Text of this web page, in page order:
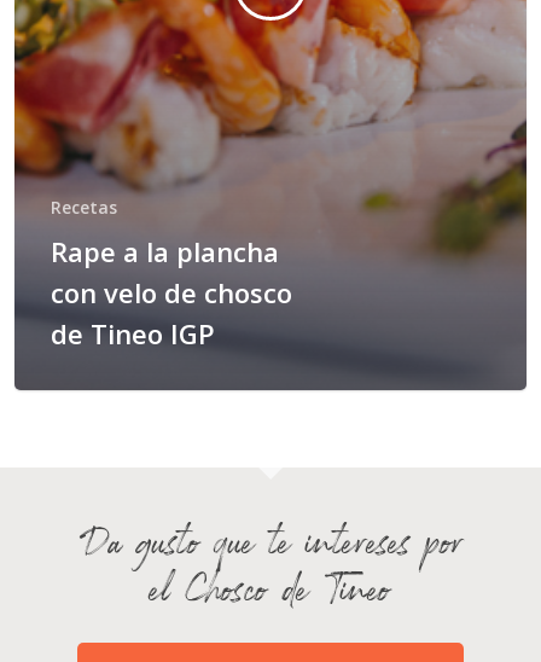
Recetas
Rape a la plancha
con velo de chosco
de Tineo IGP
Da gusto que te intereses por
el Chosco de Tineo